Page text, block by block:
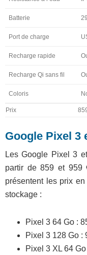
Prix
Batterie
Port de charge
Recharge rapide
Recharge Qi sans fil
Coloris
Google Pixel 3
Les Google Pixel 3
partir de 859 et 959
présentent les prix
stockage :
Pixel 3 64 Go :
Pixel 3 128 Go :
Pixel 3 XL 64